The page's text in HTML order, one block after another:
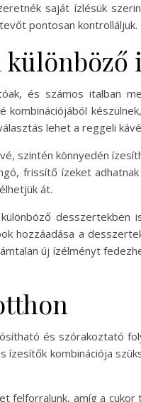
saját ízlésük
pontosan kontrolláljuk.
különböző
és számos italban
lehet a reggeli
szintén könnyedén
frissítő ízeket
át.
hozzáadása a
új ízélményt
és szórakoztató
kombinációja
felforralunk, amíg a